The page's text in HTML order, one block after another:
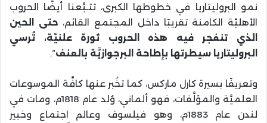
نمو البروليتاريا في خطوطها الكبرى، تتـبَّعنا أيضًا الحروب
الأهليَّة الكامنة تقريبًا داخل المجتمع القائم، حتى الحين
الذي تنفجر فيه هذه الحروب ثورة علنيّة، تُرسي
البروليتاريا سيطرتها بإطاحة البرجوازيَّة بالعنف“.
وتعريفًا بسيرة كارل ماركس، كما تخُبر عنها كافَّة الموسوعات
العلميَّة والمؤلَّفات، فهو ألماني، وُلد عام 1818م، ومات في
لندن عام 1883م، وهو فيلسوف وعالم اجتماع وخبير